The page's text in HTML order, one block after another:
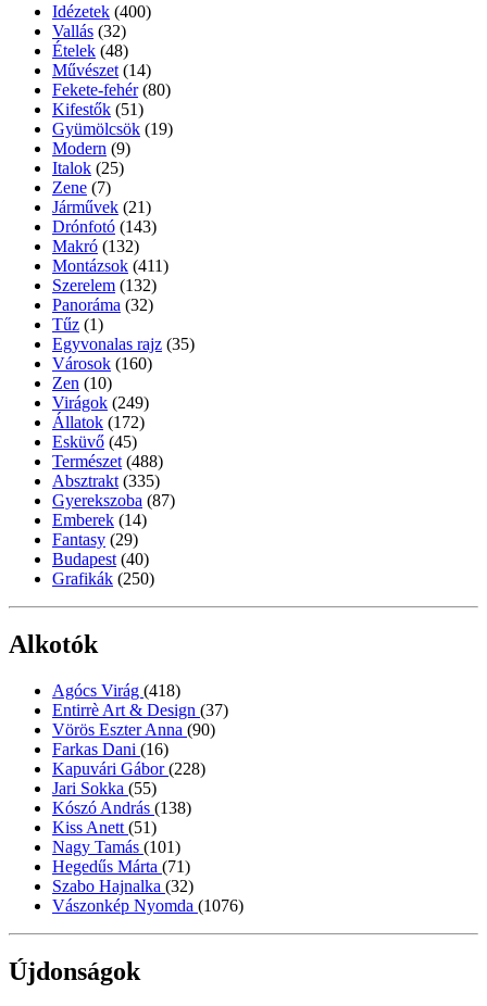
Idézetek (400)
Vallás (32)
Ételek (48)
Művészet (14)
Fekete-fehér (80)
Kifestők (51)
Gyümölcsök (19)
Modern (9)
Italok (25)
Zene (7)
Járművek (21)
Drónfotó (143)
Makró (132)
Montázsok (411)
Szerelem (132)
Panoráma (32)
Tűz (1)
Egyvonalas rajz (35)
Városok (160)
Zen (10)
Virágok (249)
Állatok (172)
Esküvő (45)
Természet (488)
Absztrakt (335)
Gyerekszoba (87)
Emberek (14)
Fantasy (29)
Budapest (40)
Grafikák (250)
Alkotók
Agócs Virág (418)
Entirrè Art & Design (37)
Vörös Eszter Anna (90)
Farkas Dani (16)
Kapuvári Gábor(228)
Jari Sokka (55)
Kószó András (138)
Kiss Anett (51)
Nagy Tamás (101)
Hegedűs Márta (71)
Szabo Hajnalka (32)
Vászonkép Nyomda (1076)
Újdonságok